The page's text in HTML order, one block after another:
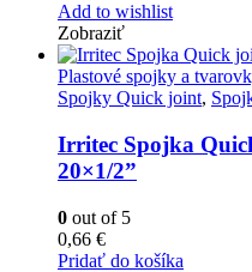
Add to wishlist
Zobraziť
Plastové spojky a
Spojky Quick joint,
Irritec Spojka
20×1/2”
0 out of 5
0,66 €
Pridať do košíka